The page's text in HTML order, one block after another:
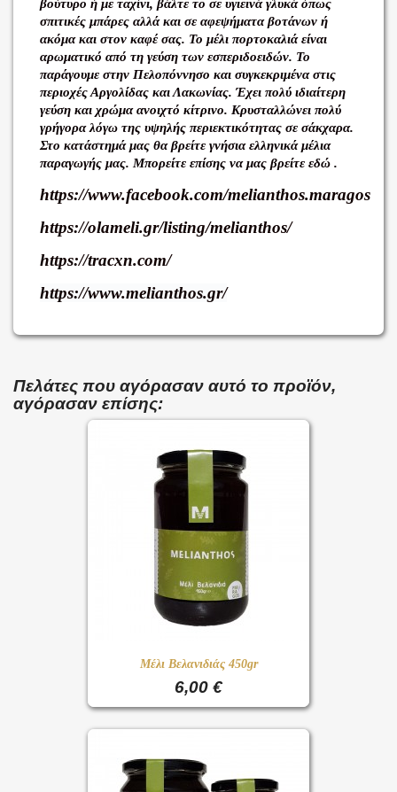
βούτυρο ή με ταχίνι, βάλτε το σε υγιεινά γλυκά όπως
σπιτικές μπάρες αλλά και σε αφεψήματα βοτάνων ή
ακόμα και στον καφέ σας. Το μέλι πορτοκαλιά είναι
αρωματικό από τη γεύση των εσπεριδοειδών. Το
παράγουμε στην Πελοπόννησο και συγκεκριμένα στις
περιοχές Αργολίδας και Λακωνίας. Έχει πολύ ιδιαίτερη
γεύση και χρώμα ανοιχτό κίτρινο. Κρυσταλλώνει πολύ
γρήγορα λόγω της υψηλής περιεκτικότητας σε σάκχαρα.
Στο κατάστημά μας θα βρείτε γνήσια ελληνικά μέλια
παραγωγής μας. Μπορείτε επίσης να μας βρείτε εδώ .
https://www.facebook.com/melianthos.maragos
https://olameli.gr/listing/melianthos/
https://tracxn.com/
https://www.melianthos.gr/
Πελάτες που αγόρασαν αυτό το προϊόν,
αγόρασαν επίσης:
Μέλι Βελανιδιάς 450gr
6,00 €